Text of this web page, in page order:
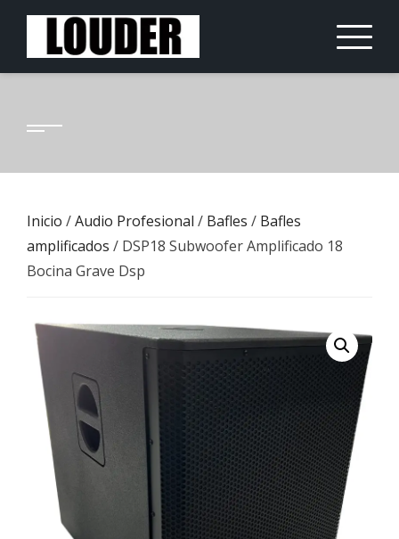
Saltar
contenido
Inicio /Audio Profesional / Bafles / Bafles
amplificados / DSP18 Subwoofer Amplificado 18
Bocina Grave Dsp